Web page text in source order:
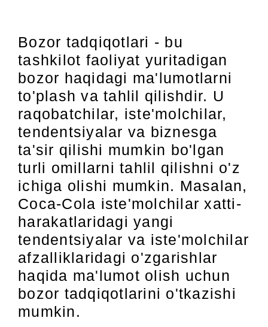
Bozor tadqiqotlari - bu
tashkilot faoliyat yuritadigan
bozor haqidagi ma'lumotlarni
to'plash va tahlil qilishdir. U
raqobatchilar, iste'molchilar,
tendentsiyalar va biznesga
ta'sir qilishi mumkin bo'lgan
turli omillarni tahlil qilishni o'z
ichiga olishi mumkin. Masalan,
Coca-Cola iste'molchilar xatti-
harakatlaridagi yangi
tendentsiyalar va iste'molchilar
afzalliklaridagi o'zgarishlar
haqida ma'lumot olish uchun
bozor tadqiqotlarini o'tkazishi
mumkin.